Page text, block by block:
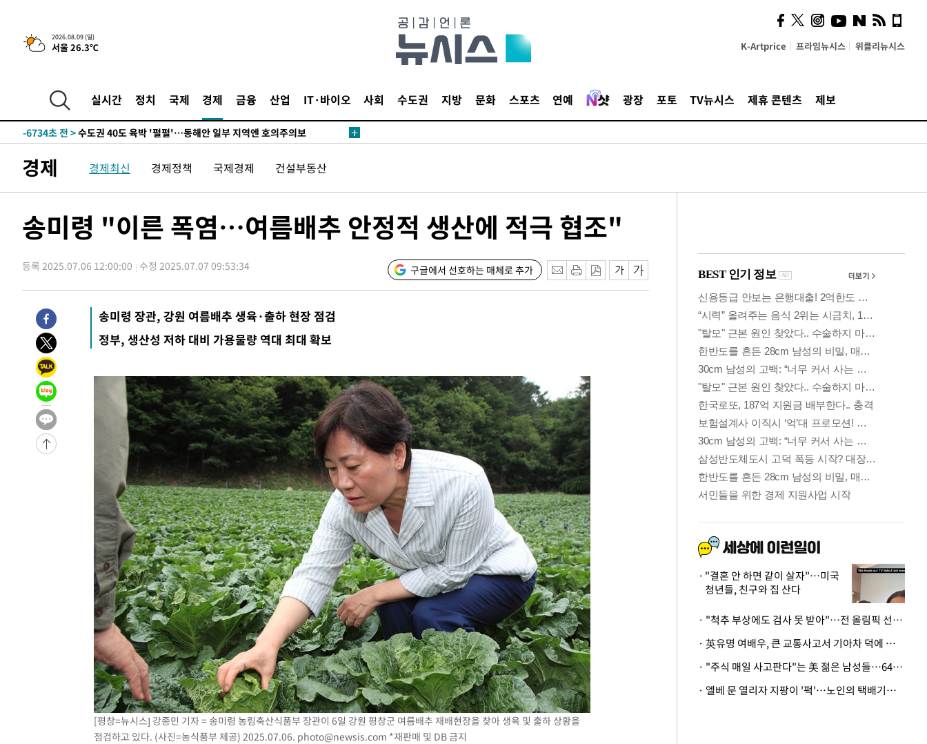
2026.08.09 (일)
서울 26.3℃ K-Artprice 프라임뉴시스 위클리뉴시스
실시간 정치 국제 경제 금융 산업 IT·바이오 사회 수도권 지방 문화 스포츠 연예 광장 포토 TV뉴시스 제휴 콘텐츠 제보
청래 44.56%
-14439초 전 >[속보]與 대표 경선 제주·인천 당원투표…金 47.75%·鄭
42.08%·宋 10.17%
-13973초 전 >이강인 "아틀레티코 이적 기뻐…등번호 7번 의미보단 팀 위해 뛸
-7682초 전 >
낮 최고 35도 '무더위'…동해안 시간당 30㎜ '강한 비'[내일날씨]
-6952초 전 >
레티코 이적"
-6734초 전 >수도권 40도 육박 '펄펄'…동해안 일부 지역엔 호의주의보
5분 전 >
강릉에 시간당 81.4㎜ 물폭탄…도로 잠기고 담벼락 붕괴
1시간 전 >백운산서 80년근 천종산삼 9뿌리 발견…감정가 1.3억원
2시간 전 >
남자 농구, 나고야 아시안게임서 '홈팀' 일본과 한일전
3시간 전 >극한폭염 한풀 꺾이지만…'낮 최고 35도' 무더위, 열대야 계속[다음주
4시간 전 >축구협회 "압수수색·성접대 논란 사과…쇄신의 기회로 삼겠다"
4시간 전 >
[속보]'압수수색·성접대 논란' 축구협회 "실망과 걱정 안겨드려 죄송"
8시간 전 >
'최고 37도' 폭염 지속…강원동해안 최대 150㎜ 비
10시간 전 >
[속보]뉴욕증시 상승 마감…S&P 0.6% 나스닥 1.3%↑
-24177초 전 >
-15224초 전 >
[속보]與최고위원 제주·인천 순회경선…박선원·최민희·서미화·
한민수·김용 순
-15177초 전 >
[속보]김민석, 與 전대 당원투표 누적 득표율 45.42%로 1위… 정
청래 44.56%
-14459초 전 >
[속보]與 대표 경선 제주·인천 당원투표…金 47.75%·鄭
42.08%·宋 10.17%
-13993초 전 >
이강인 "아틀레티코 이적 기뻐…등번호 7번 의미보단 팀 위해 뛸
[속보]與 당대표 경선, 제주·인천 권리당원 투표 김민석 승리
낮 최고 35도 '무더위'…동해안 시간당 30㎜ '강한 비'[내일날씨]
[속보]이강인 "감독님이 원하는 마음 느꼈고, 많은 트로피 원해 아틀
수도권 40도 육박 '펄펄'…동해안 일부 지역엔 호의주의보
온열질환 사망자 3명 늘어…누적 환자 3000명 돌파
강릉에 시간당 81.4㎜ 물폭탄…도로 잠기고 담벼락 붕괴
백운산서 80년근 천종산삼 9뿌리 발견…감정가 1.3억원
선재도서 해루질 나섰다 실종 60대, 닷새 만에 숨진 채 발견
남자 농구, 나고야 아시안게임서 '홈팀' 일본과 한일전
여수 오동도 해상서 모터보트 전복…1명 사망·1명 실종
극한폭염 한풀 꺾이지만…'낮 최고 35도' 무더위, 열대야 계속[다음주
축구협회 "압수수색·성접대 논란 사과…쇄신의 기회로 삼겠다"
[속보]'압수수색·성접대 논란' 축구협회 "실망과 걱정 안겨드려 죄송"
'최고 37도' 폭염 지속…강원동해안 최대 150㎜ 비
[속보]뉴욕증시 상승 마감…S&P 0.6% 나스닥 1.3%↑
경제 경제최신 경제정책 국제경제 건설부동산
송미령 "이른 폭염…여름배추 안정적 생산에 적극 협조"
등록 2025.07.06 12:00:00 수정 2025.07.07 09:53:34 구글에서 선호하는 매체로 추가
송미령 장관, 강원 여름배추 생육·출하 현장 점검
정부, 생산성 저하 대비 가용물량 역대 최대 확보
[평창=뉴시스] 강종민 기자 = 송미령 농림축산식품부 장관이 6일 강원 평창군 여름배추 재배현장을 찾아 생육 및 출하 상황을
점검하고 있다. (사진=농식품부 제공) 2025.07.06. photo@newsis.com *재판매 및 DB 금지
사이 해답 찾았죠"…알을
깨고 나온 '초자아'
"결혼 안 하면 같이 살자"…미국
청년들, 친구와 집 산다
· "척추 부상에도 검사 못 받아"…전 올림픽 선수, 美봅슬레이협회 상대 소송
· 英유명 여배우, 큰 교통사고서 기아차 덕에 살았다
· "주식 매일 사고판다"는 美 젊은 남성들…64%가 "나는 인생의 패배자“
· 엘베 문 열리자 지팡이 '퍽'…노인의 택배기사 폭행 이유